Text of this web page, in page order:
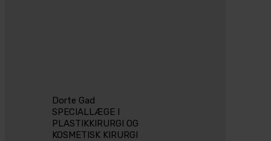
Dorte Gad
SPECIALLÆGE I
PLASTIKKIRURGI OG
KOSMETISK KIRURGI